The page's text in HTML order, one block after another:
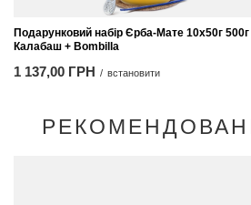
Подарунковий набір Єрба-Мате 10x50г 500г
Калабаш + Bombilla
1 137,00 ГРН / встановити